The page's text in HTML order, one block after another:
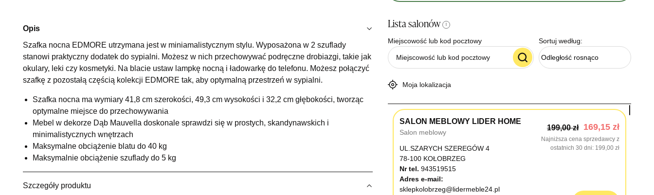
Opis
Szafka nocna EDMORE utrzymana jest w miniamalistycznym stylu. Wyposażona w 2 szuflady
stanowi praktyczny dodatek do sypialni. Możesz w nich przechowywać podręczne drobiazgi, takie jak
okulary, leki czy kosmetyki. Na blacie ustaw lampkę nocną i ładowarkę do telefonu. Możesz połączyć
szafkę z pozostałą częścią kolekcji EDMORE tak, aby optymalną przestrzeń w sypialni.
Szafka nocna ma wymiary 41,8 cm szerokości, 49,3 cm wysokości i 32,2 cm głębokości, tworząc
optymalne miejsce do przechowywania
Mebel w dekorze Dąb Mauvella doskonale sprawdzi się w prostych, skandynawskich i
minimalistycznych wnętrzach
Maksymalne obciążenie blatu do 40 kg
Maksymalnie obciążenie szuflady do 5 kg
Szczegóły produktu
Lista salonów i
Miejscowość lub kod pocztowy
Moja lokalizacja
Sortuj według:
Odległość rosnąco
SALON MEBLOWY LIDER HOME
Salon meblowy
UL.SZARYCH SZEREGÓW 4
78-100 KOŁOBRZEG
Nr tel. 943519515
Adres e-mail:
sklepkolobrzeg@lidermeble24.pl
199,00 zł 169,15 zł
Najniższa cena sprzedawcy z
ostatnich 30 dni 199,00 zł